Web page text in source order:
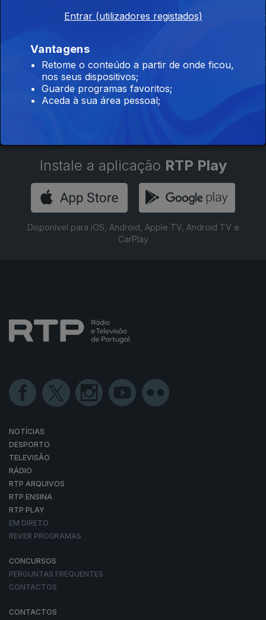
Porta Pró Milhão Voz de Cama The Daily
Instale a aplicação RTP Play
Disponível para iOS, Android, Apple TV, Android TV e
CarPlay
NOTÍCIAS
DESPORTO
TELEVISÃO
RÁDIO
RTP ARQUIVOS
RTP ENSINA
RTP PLAY
EM DIRETO
REVER PROGRAMAS
CONCURSOS
PERGUNTAS FREQUENTES
CONTACTOS
CONTACTOS
Entrar (utilizadores registados)
Vantagens
Retome o conteúdo a partir de onde ficou,
nos seus dispositivos;
Guarde programas favoritos;
Aceda à sua área pessoal;